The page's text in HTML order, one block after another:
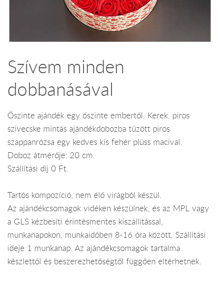
Szívem minden
dobbanásával
Őszinte ajándék egy őszinte embertől. Kerek, piros
szivecske mintás ajándékdobozba tűzött piros
szappanrózsa egy kedves kis fehér plüss macival.
Doboz átmérője: 20 cm.
Szállítási díj 0 Ft.
Tartós kompozíció, nem élő virágból készül.
Az ajándékcsomagok vidéken készülnek, és az MPL vagy
a GLS kézbesíti érintésmentes kiszállítással,
munkanapokon, munkaidőben 8-16 óra között. Szállítási
ideje 1 munkanap. Az ajándékcsomagok tartalma
készlettől és beszerezhetőségtől függően eltérhetnek.